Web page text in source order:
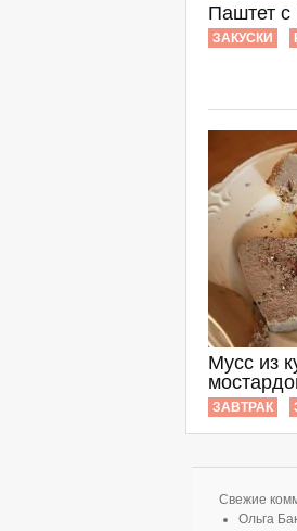
Паштет с
ЗАКУСКИ
Мусс из
ЗАВТРАК
Свежие
Ольга